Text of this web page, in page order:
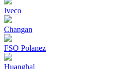
Iveco
Changan
FSO Polanez
Huanghal